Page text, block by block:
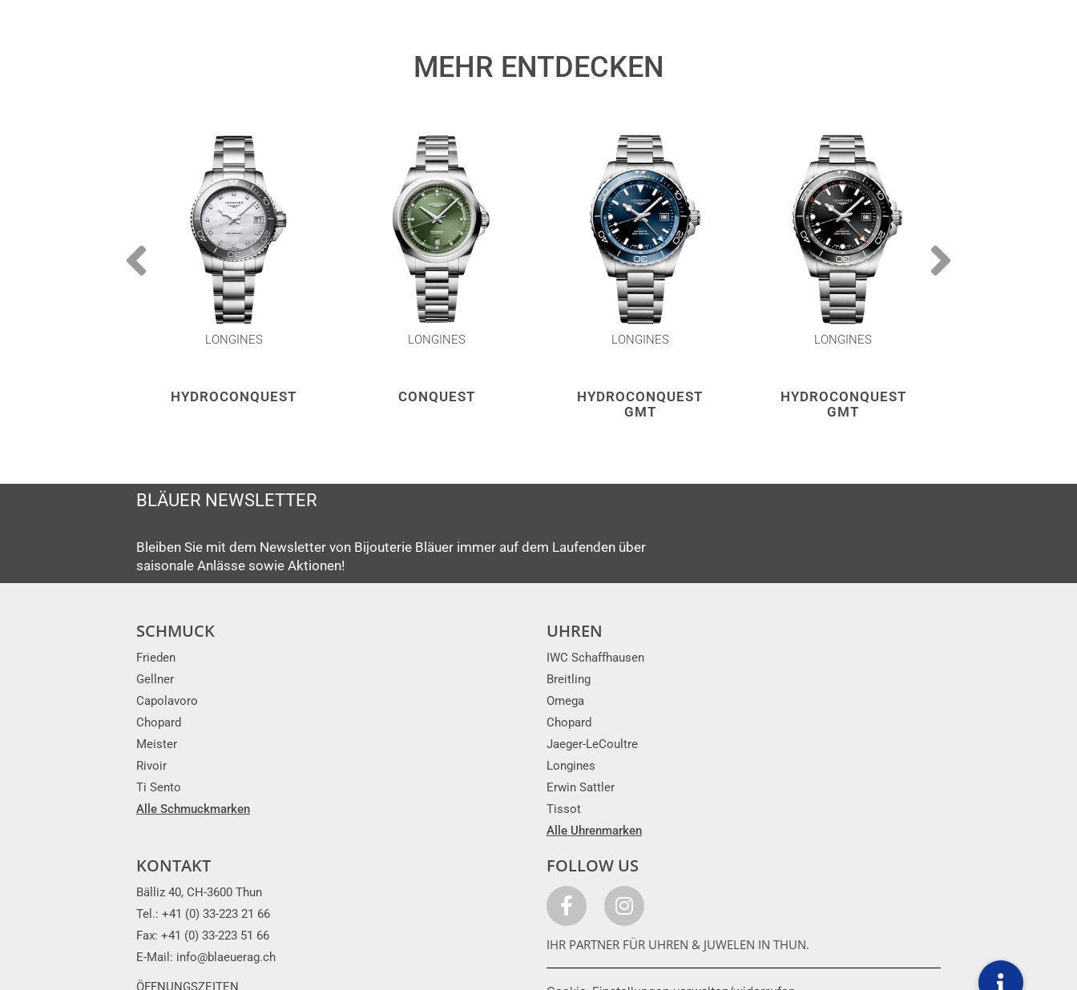
MEHR ENTDECKEN
LONGINES
HYDROCONQUEST
LONGINES
CONQUEST
LONGINES
HYDROCONQUEST
GMT
LONGINES
HYDROCONQUEST
GMT
BLÄUER NEWSLETTER
Bleiben Sie mit dem Newsletter von Bijouterie Bläuer immer auf dem Laufenden über
saisonale Anlässe sowie Aktionen!
SCHMUCK
Frieden
Gellner
Capolavoro
Chopard
Meister
Rivoir
Ti Sento
Alle Schmuckmarken
UHREN
IWC Schaffhausen
Breitling
Omega
Chopard
Jaeger-LeCoultre
Longines
Erwin Sattler
Tissot
Alle Uhrenmarken
KONTAKT
Bälliz 40, CH-3600 Thun
Tel.: +41 (0) 33-223 21 66
Fax: +41 (0) 33-223 51 66
E-Mail: info@blaeuerag.ch
ÖFFNUNGSZEITEN
FOLLOW US
IHR PARTNER FÜR UHREN & JUWELEN IN THUN.